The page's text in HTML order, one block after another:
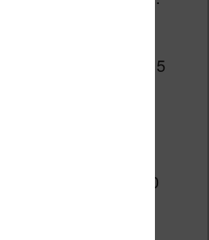
et le
mises à jour
Wi-Fi (2,4 GHz et 5
port USB-C et
mAh. Ses
228,1 x 187,1 x 6,0
360 g.